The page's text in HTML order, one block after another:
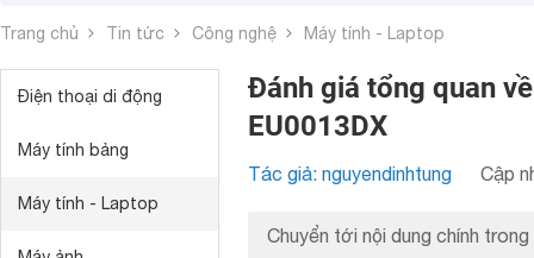
Trang chủ Tin tức Công nghệ Máy tính - Laptop
Điện thoại di động
Máy tính bảng
Máy tính - Laptop
Đánh giá tổng quan
EU0013DX
Tác giả: nguyendinhtung Cập
Chuyển tới nội dung chính trong